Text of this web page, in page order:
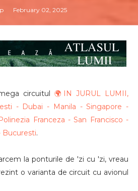
February 02, 2025
circuitul🌍IN JURUL LUMII,
- Dubai - Manila - Singapore -
Franceza - San Francisco -
Bucuresti.
la ponturile de 'zi cu 'zi, vreau
o varianta de circuit cu avionul